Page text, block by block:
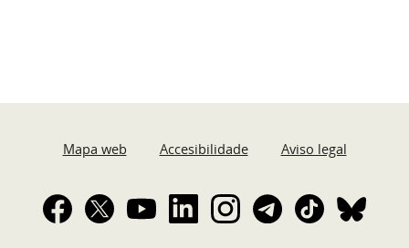
Mapa web Accesibilidade Aviso legal